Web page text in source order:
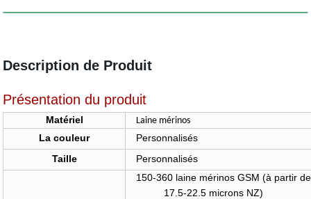
Description de Produit
Présentation du produit
Matériel Laine mérinos
La couleur
Personnalisés
Taille
Personnalisés
150-360 laine mérinos GSM (à
17.5-22.5